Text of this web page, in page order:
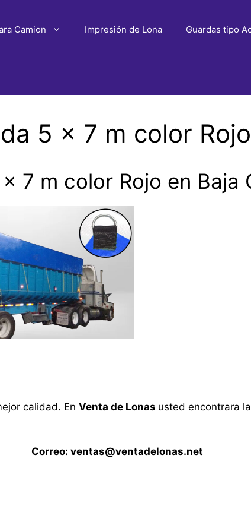
Camion Impresión de Lona Guardas tipo
5 x 7 m color
7 m color Rojo en Baja
calidad. En Venta de Lonas usted encontrara
Correo: ventas@ventadelonas.net